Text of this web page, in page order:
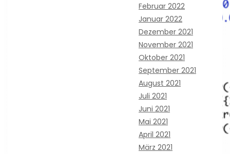
Februar 2022
Januar 2022
Dezember 2021
November 2021
Oktober 2021
September 2021
August 2021
Juli 2021
Juni 2021
Mai 2021
April 2021
März 2021